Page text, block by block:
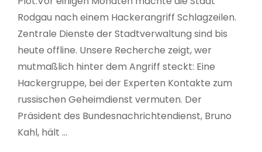
Rodgau nach einem Hackerangriff Schlagzeilen.
Zentrale Dienste der Stadtverwaltung sind bis
heute offline. Unsere Recherche zeigt, wer
mutmaßlich hinter dem Angriff steckt: Eine
Hackergruppe, bei der Experten Kontakte zum
russischen Geheimdienst vermuten. Der
Präsident des Bundesnachrichtendienst, Bruno
Kahl, hält …